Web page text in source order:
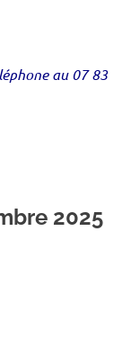
au 07 83
2025